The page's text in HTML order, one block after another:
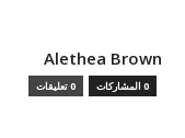
Alethea Brown
0 المشاركات 0 تعليقات